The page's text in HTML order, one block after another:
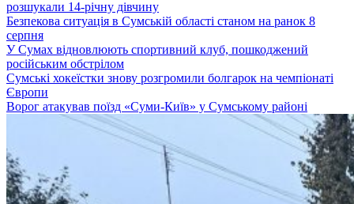
розшукали 14-річну дівчину
Безпекова ситуація в Сумській області станом на ранок 8
серпня
У Сумах відновлюють спортивний клуб, пошкоджений
російським обстрілом
Сумські хокеїстки знову розгромили болгарок на чемпіонаті
Європи
Ворог атакував поїзд «Суми-Київ» у Сумському районі